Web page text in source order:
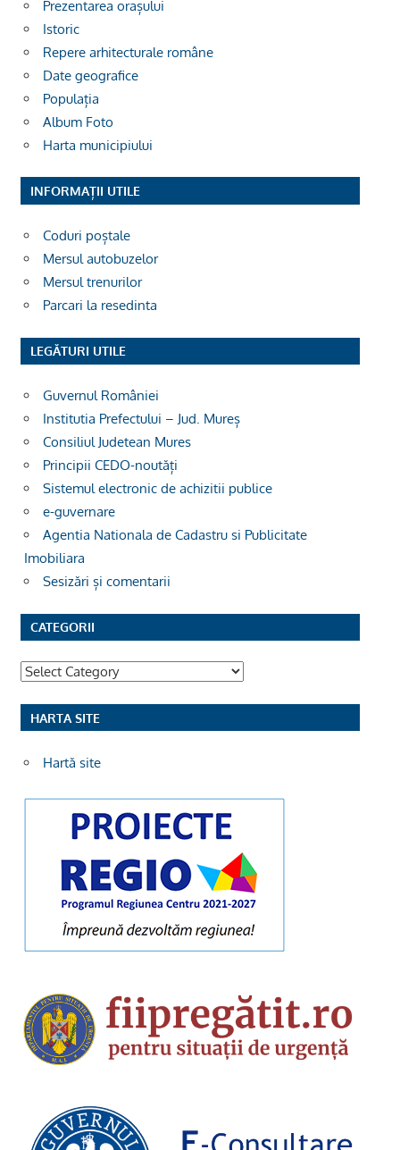
Prezentarea orașului
Istoric
Repere arhitecturale române
Date geografice
Populația
Album Foto
Harta municipiului
INFORMAȚII UTILE
Coduri poștale
Mersul autobuzelor
Mersul trenurilor
Parcari la resedinta
LEGĂTURI UTILE
Guvernul României
Institutia Prefectului – Jud. Mureș
Consiliul Judetean Mures
Principii CEDO-noutăți
Sistemul electronic de achizitii publice
e-guvernare
Agentia Nationala de Cadastru si Publicitate
Imobiliara
Sesizări și comentarii
CATEGORII
Categorii
HARTA SITE
Hartă site